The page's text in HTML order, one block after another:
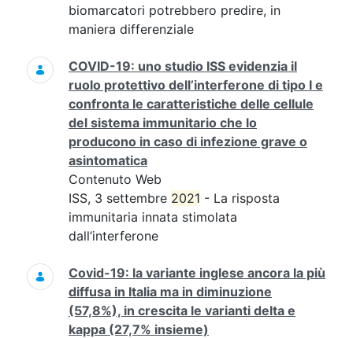
biomarcatori potrebbero predire, in
maniera differenziale
COVID-19: uno studio ISS evidenzia il
ruolo protettivo dell’interferone di tipo I e
confronta le caratteristiche delle cellule
del sistema immunitario che lo
producono in caso di infezione grave o
asintomatica
Contenuto Web
ISS, 3 settembre 2021 - La risposta
immunitaria innata stimolata
dall’interferone
Covid-19: la variante inglese ancora la più
diffusa in Italia ma in diminuzione
(57,8%), in crescita le varianti delta e
kappa (27,7% insieme)